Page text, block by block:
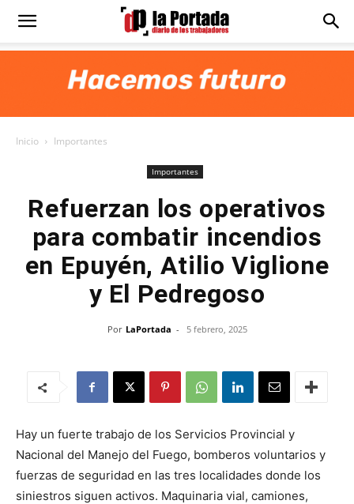
Diario
Inicio Importantes
Importantes
Refuerzan los operativos
para combatir incendios
en Epuyén, Atilio Viglione
y El Pedregoso
Por LaPortada - 5 febrero, 2025
Hay un fuerte trabajo de los Servicios Provincial y
Nacional del Manejo del Fuego, bomberos voluntarios y
fuerzas de seguridad en las tres localidades donde los
siniestros siguen activos. Maquinaria vial, camiones,